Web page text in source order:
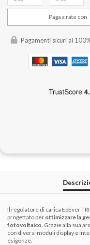
Paga a rate con
Pagamenti sicuri al
Il regolatore di carica EpEver
progettato per ottimizzare la
fotovoltaico. Grazie alla sua
con diversi moduli display e
esigenze.